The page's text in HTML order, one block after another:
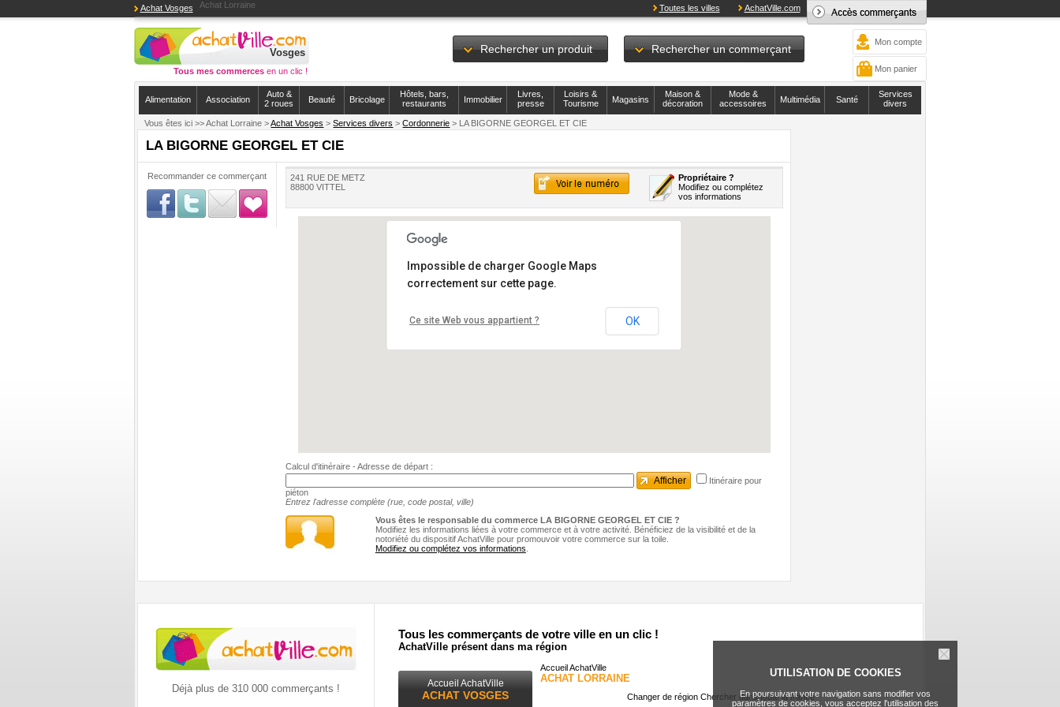
UTILISATION DE COOKIES
En poursuivant votre navigation sans modifier vos
paramètres de cookies, vous acceptez l'utilisation des
Achat Lorraine
Achat Vosges Toutes les villes AchatVille.com
Vosges
Tous mes commercesen un clic !
Mon compte
Mon panier
Rechercher un produit Rechercher un commerçant
Alimentation Association
Auto &
2 roues
Beauté Bricolage
Hôtels, bars,
restaurants
Immobilier
Livres,
presse
Loisirs &
Tourisme
Magasins
Maison &
décoration
Mode &
accessoires
Multimédia Santé
Services
divers
Vous êtes ici >>Achat Lorraine >Achat Vosges >Services divers >Cordonnerie > LA BIGORNE GEORGEL ET CIE
LA BIGORNE GEORGEL ET CIE
241 RUE DE METZ
88800 VITTEL
Propriétaire ?
Modifiez ou complétez
vos informations
Impossible de charger Google Maps
correctement sur cette page.
Ce site Web vous appartient ? OK
Calcul d'itinéraire - Adresse de départ :
Afficher
Itinéraire pour
piéton
Entrez l'adresse complète (rue, code postal, ville)
Vous êtes le responsable du commerce LA BIGORNE GEORGEL ET CIE ?
Modifiez les informations liées à votre commerce et à votre activité. Bénéficiez de la visibilité et de la
notoriété du dispositif AchatVille pour promouvoir votre commerce sur la toile.
Modifiez ou complétez vos informations
Recommander ce commerçant
Déjà plus de 310 000 commerçants !
Tous les commerçants de votre ville en un clic !
AchatVille présent dans ma région
Accueil AchatVille
ACHAT VOSGES
Accueil AchatVille
ACHAT LORRAINE
Changer de région Chercher dans toute la france